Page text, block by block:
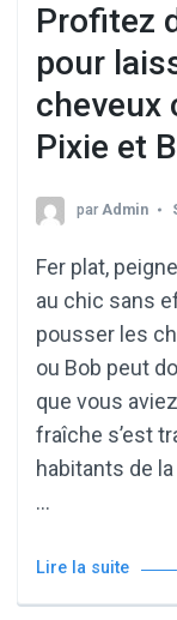
Profitez
pour
cheveux
Pixie et
par Admin
Fer plat,
au chic sans
pousser les
ou Bob peut
que vous
fraîche s’est
habitants de
…
Lire la suite